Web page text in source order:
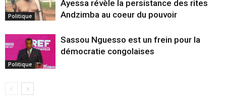
Politique
Ayessa révèle la persistance des rites
Andzimba au coeur du pouvoir
Politique
Sassou Nguesso est un frein pour la
démocratie congolaises